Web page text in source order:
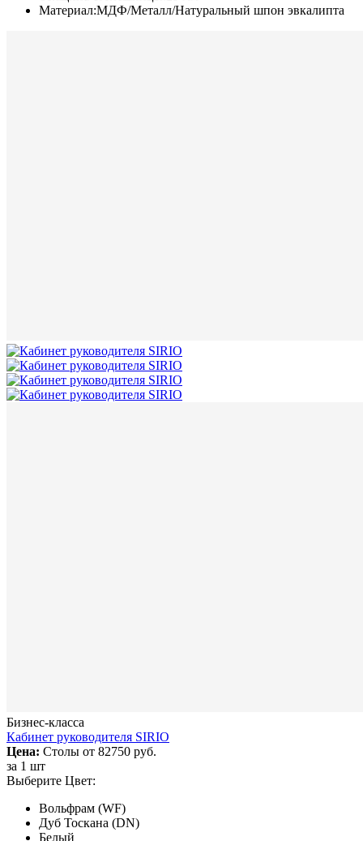
Материал:МДФ/Металл/Натуральный шпон эвкалипта
Бизнес-класса
Кабинет руководителя SIRIO
Цена: Столы от 82750 руб.
за 1 шт
Выберите Цвет:
Вольфрам (WF)
Дуб Тоскана (DN)
Белый